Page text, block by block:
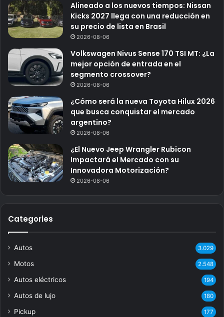
Alineado a los nuevos tiempos: Nissan
Kicks 2027 llega con una reducción en
su precio de lista en Brasil
2026-08-06
Volkswagen Nivus Sense 170 TSI MT: ¿La
mejor opción de entrada en el
segmento crossover?
2026-08-06
¿Cómo será la nueva Toyota Hilux 2026
que busca conquistar el mercado
argentino?
2026-08-06
¿El Nuevo Jeep Wrangler Rubicon
Impactará el Mercado con su
Innovadora Motorización?
2026-08-06
Categories
Autos 3.029
Motos 2.548
Autos eléctricos 194
Autos de lujo 180
Pickup 177